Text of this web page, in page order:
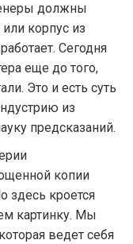
должны
корпус из
Сегодня
еще до того,
Это и есть суть
из
предсказаний.
копии
здесь кроется
картинку. Мы
ведет себя